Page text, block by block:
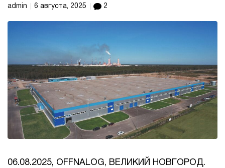
admin 6 августа, 2025 2
06.08.2025, OFFNALOG, ВЕЛИКИЙ НОВГОРОД.